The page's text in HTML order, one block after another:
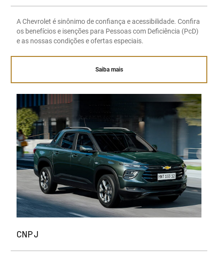
A Chevrolet é sinônimo de confiança e acessibilidade. Confira
os benefícios e isenções para Pessoas com Deficiência (PcD)
e as nossas condições e ofertas especiais.
Saiba mais
CNPJ